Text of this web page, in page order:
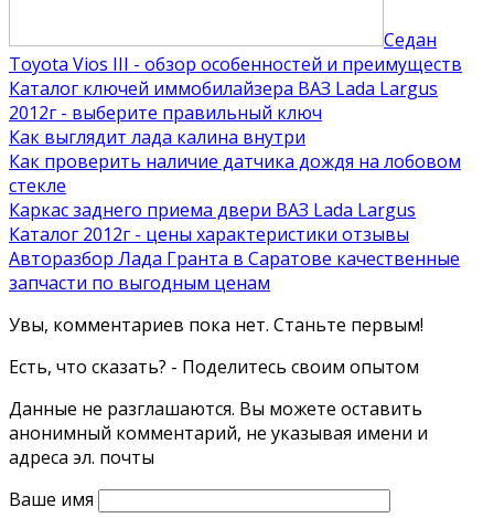
Седан
Toyota Vios III - обзор особенностей и преимуществ
Каталог ключей иммобилайзера ВАЗ Lada Largus
2012г - выберите правильный ключ
Как выглядит лада калина внутри
Как проверить наличие датчика дождя на лобовом
стекле
Каркас заднего приема двери ВАЗ Lada Largus
Каталог 2012г - цены характеристики отзывы
Авторазбор Лада Гранта в Саратове качественные
запчасти по выгодным ценам
Увы, комментариев пока нет. Станьте первым!
Есть, что сказать? - Поделитесь своим опытом
Данные не разглашаются. Вы можете оставить
анонимный комментарий, не указывая имени и
адреса эл. почты
Ваше имя